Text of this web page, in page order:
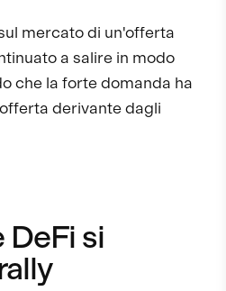
mercato di un'offerta
a salire in modo
che la forte domanda ha
derivante dagli
DeFi si